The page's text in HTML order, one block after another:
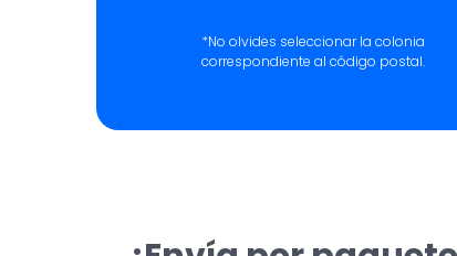
*No olvides seleccionar la colonia
correspondiente al código postal.